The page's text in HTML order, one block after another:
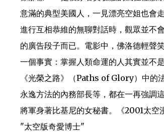
意滿的典型美國人，一見漂亮空姐也會
進行互相恭維的無聊對話時，觀眾並不
的廣告段子而已。電影中，佛洛德輕聲
一個事實：掌握人類命運的人其實並不
《光榮之路》（Paths of Glory）中
永逸方法的內務部長等，都在一再強調
將軍身著比基尼的女秘書。《2001太空
"太空版奇愛博士"